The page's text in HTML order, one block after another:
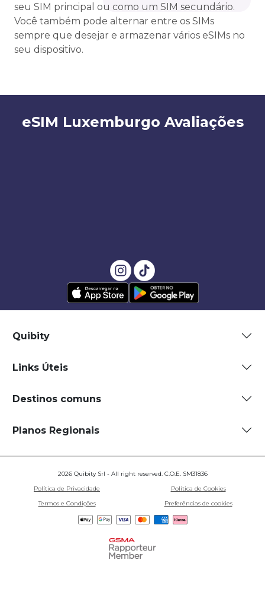
seu SIM principal ou como um SIM secundário.
Você também pode alternar entre os SIMs
sempre que desejar e armazenar vários eSIMs no
seu dispositivo.
eSIM Luxemburgo Avaliações
Quibity
Links Úteis
Destinos comuns
Planos Regionais
2026 Quibity Srl - All right reserved. C.O.E. SM31836
Política de Privacidade
Política de Cookies
Termos e Condições
Preferências de cookies